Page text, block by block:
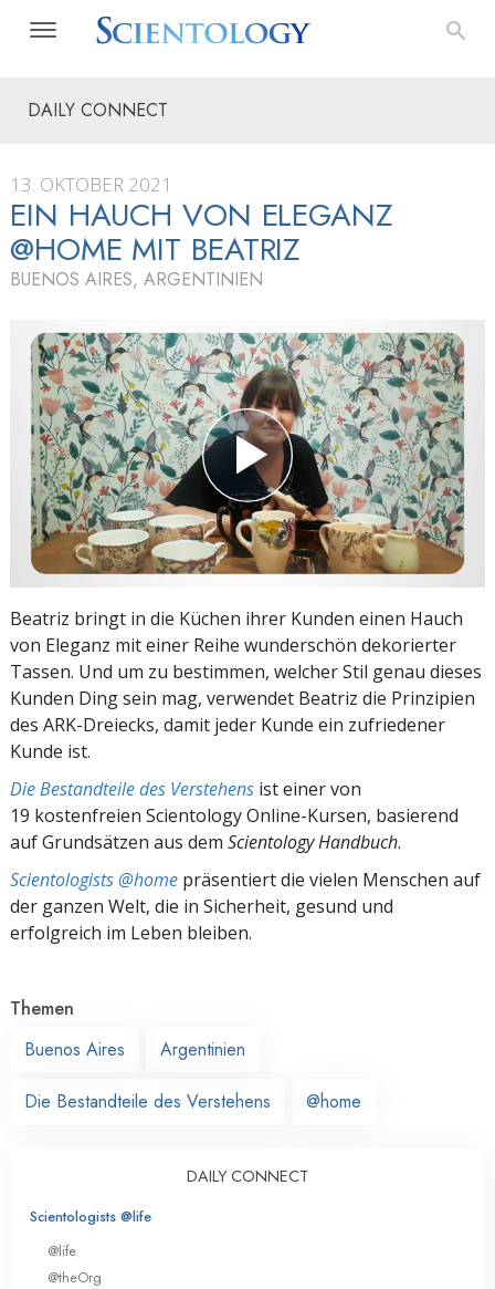
DAILY CONNECT
13. OKTOBER 2021
EIN HAUCH VON ELEGANZ
@HOME MIT BEATRIZ
BUENOS AIRES, ARGENTINIEN
Beatriz bringt in die Küchen ihrer Kunden einen Hauch
von Eleganz mit einer Reihe wunderschön dekorierter
Tassen. Und um zu bestimmen, welcher Stil genau dieses
Kunden Ding sein mag, verwendet Beatriz die Prinzipien
des ARK-Dreiecks, damit jeder Kunde ein zufriedener
Kunde ist.
Die Bestandteile des Verstehens ist einer von
19 kostenfreien Scientology Online-Kursen, basierend
auf Grundsätzen aus dem Scientology Handbuch.
Scientologists @home präsentiert die vielen Menschen auf
der ganzen Welt, die in Sicherheit, gesund und
erfolgreich im Leben bleiben.
Themen
Buenos Aires
Argentinien
Die Bestandteile des Verstehens @home
DAILY CONNECT
Scientologists @life
@life
@theOrg